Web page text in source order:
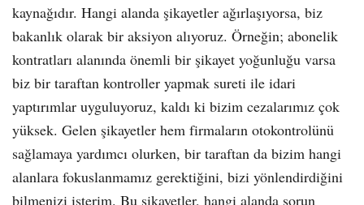
kaynağıdır. Hangi alanda şikayetler ağırlaşıyorsa, biz
bakanlık olarak bir aksiyon alıyoruz. Örneğin; abonelik
kontratları alanında önemli bir şikayet yoğunluğu varsa
biz bir taraftan kontroller yapmak sureti ile idari
yaptırımlar uyguluyoruz, kaldı ki bizim cezalarımız çok
yüksek. Gelen şikayetler hem firmaların otokontrolünü
sağlamaya yardımcı olurken, bir taraftan da bizim hangi
alanlara fokuslanmamız gerektiğini, bizi yönlendirdiğini
bilmenizi isterim. Bu şikayetler, hangi alanda sorun